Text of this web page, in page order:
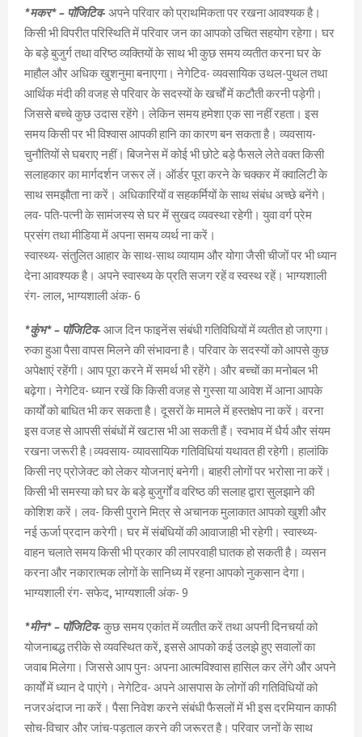
*मकर* – पॉजिटिव-अपने परिवार को प्राथमिकता पर रखना आवश्यक है।
किसी भी विपरीत परिस्थिति में परिवार जन का आपको उचित सहयोग रहेगा। घर
के बड़े बुजुर्ग तथा वरिष्ठ व्यक्तियों के साथ भी कुछ समय व्यतीत करना घर के
माहौल और अधिक खुशनुमा बनाएगा। नेगेटिव- व्यवसायिक उथल-पुथल तथा
आर्थिक मंदी की वजह से परिवार के सदस्यों के खर्चों में कटौती करनी पड़ेगी।
जिससे बच्चे कुछ उदास रहेंगे। लेकिन समय हमेशा एक सा नहीं रहता। इस
समय किसी पर भी विश्वास आपकी हानि का कारण बन सकता है। व्यवसाय-
चुनौतियों से घबराए नहीं। बिजनेस में कोई भी छोटे बड़े फैसले लेते वक्त किसी
सलाहकार का मार्गदर्शन जरूर लें। ऑर्डर पूरा करने के चक्कर में क्वालिटी के
साथ समझौता ना करें। अधिकारियों व सहकर्मियों के साथ संबंध अच्छे बनेंगे।
लव- पति-पत्नी के सामंजस्य से घर में सुखद व्यवस्था रहेगी। युवा वर्ग प्रेम
प्रसंग तथा मीडिया में अपना समय व्यर्थ ना करें।
स्वास्थ्य- संतुलित आहार के साथ-साथ व्यायाम और योगा जैसी चीजों पर भी ध्यान
देना आवश्यक है। अपने स्वास्थ्य के प्रति सजग रहें व स्वस्थ रहें। भाग्यशाली
रंग- लाल, भाग्यशाली अंक- 6
*कुंभ* – पॉजिटिव-आज दिन फाइनेंस संबंधी गतिविधियों में व्यतीत हो जाएगा।
रुका हुआ पैसा वापस मिलने की संभावना है। परिवार के सदस्यों को आपसे कुछ
अपेक्षाएं रहेंगी। आप पूरा करने में समर्थ भी रहेंगे। और बच्चों का मनोबल भी
बढ़ेगा। नेगेटिव- ध्यान रखें कि किसी वजह से गुस्सा या आवेश में आना आपके
कार्यों को बाधित भी कर सकता है। दूसरों के मामले में हस्तक्षेप ना करें। वरना
इस वजह से आपसी संबंधों में खटास भी आ सकती हैं। स्वभाव में धैर्य और संयम
रखना जरूरी है।व्यवसाय- व्यावसायिक गतिविधियां यथावत ही रहेगी। हालांकि
किसी नए प्रोजेक्ट को लेकर योजनाएं बनेगी। बाहरी लोगों पर भरोसा ना करें।
किसी भी समस्या को घर के बड़े बुजुर्गों व वरिष्ठ की सलाह द्वारा सुलझाने की
कोशिश करें। लव- किसी पुराने मित्र से अचानक मुलाकात आपको खुशी और
नई ऊर्जा प्रदान करेगी। घर में संबंधियों की आवाजाही भी रहेगी। स्वास्थ्य-
वाहन चलाते समय किसी भी प्रकार की लापरवाही घातक हो सकती है। व्यसन
करना और नकारात्मक लोगों के सानिध्य में रहना आपको नुकसान देगा।
भाग्यशाली रंग- सफेद, भाग्यशाली अंक- 9
*मीन* – पॉजिटिव-कुछ समय एकांत में व्यतीत करें तथा अपनी दिनचर्या को
योजनाबद्ध तरीके से व्यवस्थित करें, इससे आपको कई उलझे हुए सवालों का
जवाब मिलेगा। जिससे आप पुनः अपना आत्मविश्वास हासिल कर लेंगे और अपने
कार्यों में ध्यान दे पाएंगे। नेगेटिव- अपने आसपास के लोगों की गतिविधियों को
नजरअंदाज ना करें। पैसा निवेश करने संबंधी फैसलों में भी इस दरमियान काफी
सोच-विचार और जांच-पड़ताल करने की जरूरत है। परिवार जनों के साथ